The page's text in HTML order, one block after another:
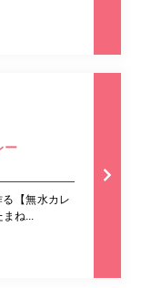
ー
【無水カレ
まね...